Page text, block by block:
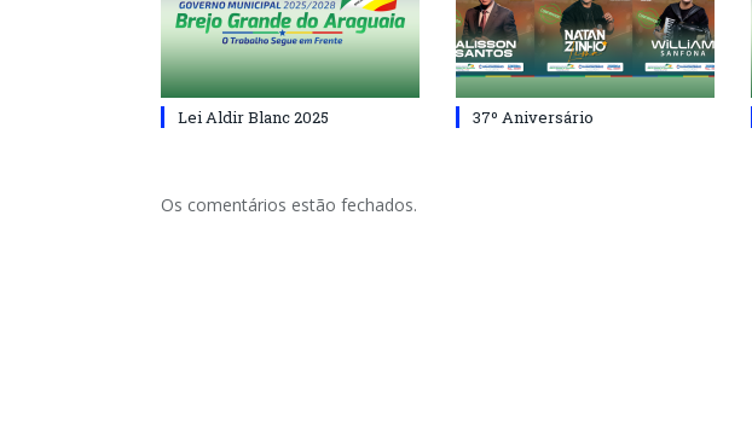
Lei Aldir Blanc 2025 37º Aniversário
Os comentários estão fechados.